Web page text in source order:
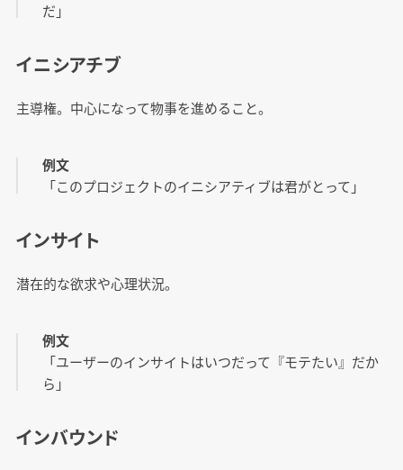
だ」
イニシアチブ
主導権。中心になって物事を進めること。
例文
「このプロジェクトのイニシアティブは君がとって」
インサイト
潜在的な欲求や心理状況。
例文
「ユーザーのインサイトはいつだって『モテたい』だか
ら」
インバウンド